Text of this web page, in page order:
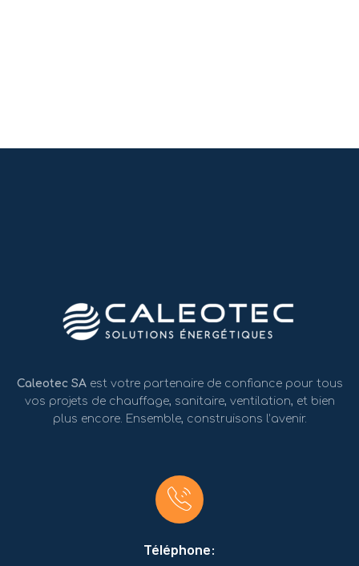
Caleotec SAest votre partenaire de confiance pour tous
vos projets de chauffage, sanitaire, ventilation, et bien
plus encore. Ensemble, construisons l’avenir.
Téléphone: